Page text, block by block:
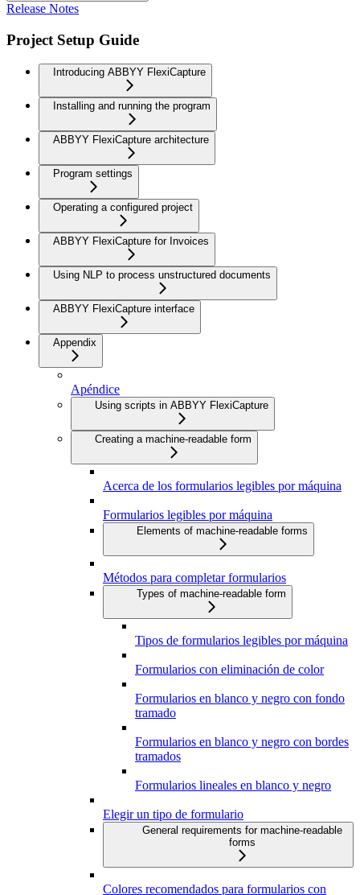
Release Notes
Project Setup Guide
Introducing ABBYY FlexiCapture
Installing and running the program
ABBYY FlexiCapture architecture
Program settings
Operating a configured project
ABBYY FlexiCapture for Invoices
Using NLP to process unstructured documents
ABBYY FlexiCapture interface
Appendix
Apéndice
Using scripts in ABBYY FlexiCapture
Creating a machine-readable form
Acerca de los formularios legibles por máquina
Formularios legibles por máquina
Elements of machine-readable forms
Métodos para completar formularios
Types of machine-readable form
Tipos de formularios legibles por máquina
Formularios con eliminación de color
Formularios en blanco y negro con fondo
tramado
Formularios en blanco y negro con bordes
tramados
Formularios lineales en blanco y negro
Elegir un tipo de formulario
General requirements for machine-readable
forms
Colores recomendados para formularios con